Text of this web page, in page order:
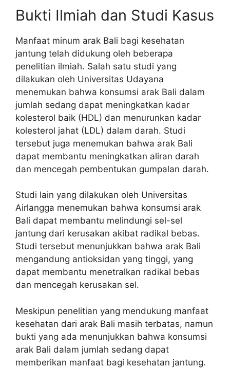
Bukti Ilmiah dan Studi Kasus
Manfaat minum arak Bali bagi kesehatan
jantung telah didukung oleh beberapa
penelitian ilmiah. Salah satu studi yang
dilakukan oleh Universitas Udayana
menemukan bahwa konsumsi arak Bali dalam
jumlah sedang dapat meningkatkan kadar
kolesterol baik (HDL) dan menurunkan kadar
kolesterol jahat (LDL) dalam darah. Studi
tersebut juga menemukan bahwa arak Bali
dapat membantu meningkatkan aliran darah
dan mencegah pembentukan gumpalan darah.
Studi lain yang dilakukan oleh Universitas
Airlangga menemukan bahwa konsumsi arak
Bali dapat membantu melindungi sel-sel
jantung dari kerusakan akibat radikal bebas.
Studi tersebut menunjukkan bahwa arak Bali
mengandung antioksidan yang tinggi, yang
dapat membantu menetralkan radikal bebas
dan mencegah kerusakan sel.
Meskipun penelitian yang mendukung manfaat
kesehatan dari arak Bali masih terbatas, namun
bukti yang ada menunjukkan bahwa konsumsi
arak Bali dalam jumlah sedang dapat
memberikan manfaat bagi kesehatan jantung.